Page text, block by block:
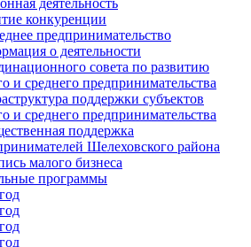
конкуренции
предпринимательство
о деятельности
совета по развитию
и среднего предпринимательства
поддержки субъектов
и среднего предпринимательства
поддержка
Шелеховского района
малого бизнеса
программы